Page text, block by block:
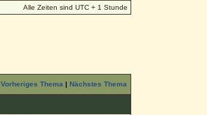
Alle Zeiten sind UTC + 1 Stunde
Vorheriges Thema | Nächstes Thema